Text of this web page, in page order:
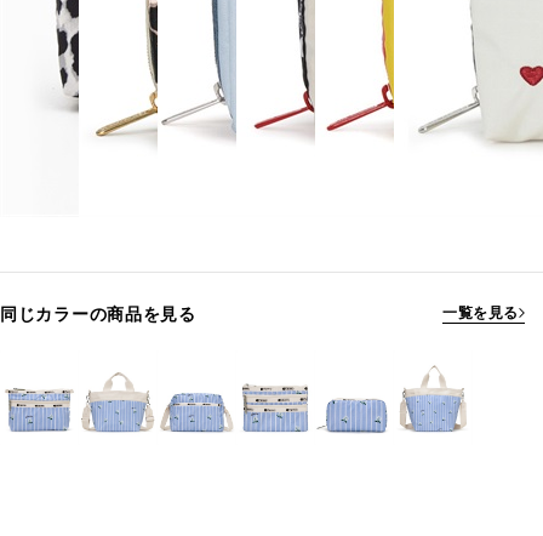
同じカラーの商品を見る 一覧を見る